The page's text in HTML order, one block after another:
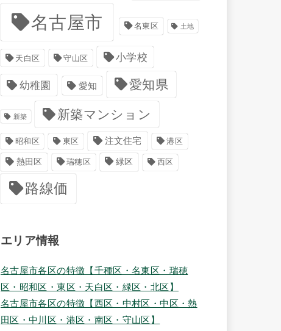
名古屋市 名東区 土地
天白区 守山区 小学校
幼稚園 愛知 愛知県
新築 新築マンション
昭和区 東区 注文住宅 港区
熱田区 瑞穂区 緑区 西区
路線価
エリア情報
名古屋市各区の特徴【千種区・名東区・瑞穂
区・昭和区・東区・天白区・緑区・北区】
名古屋市各区の特徴【西区・中村区・中区・熱
田区・中川区・港区・南区・守山区】